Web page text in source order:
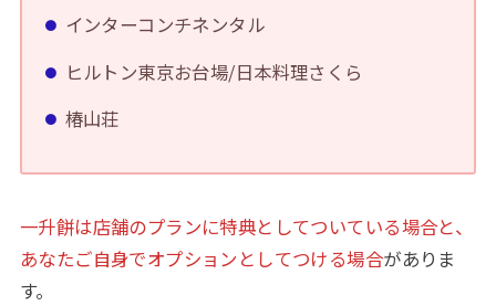
インターコンチネンタル
ヒルトン東京お台場/日本料理さくら
椿山荘
一升餅は店舗のプランに特典としてついている場合と、
あなたご自身でオプションとしてつける場合がありま
す。